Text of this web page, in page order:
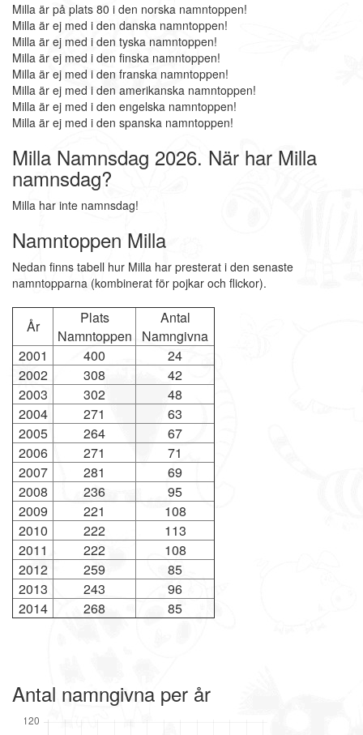
Milla är på plats 80 i den norska namntoppen!
Milla är ej med i den danska namntoppen!
Milla är ej med i den tyska namntoppen!
Milla är ej med i den finska namntoppen!
Milla är ej med i den franska namntoppen!
Milla är ej med i den amerikanska namntoppen!
Milla är ej med i den engelska namntoppen!
Milla är ej med i den spanska namntoppen!
Milla Namnsdag 2026. När har Milla
namnsdag?
Milla har inte namnsdag!
Namntoppen Milla
Nedan finns tabell hur Milla har presterat i den senaste
namntopparna (kombinerat för pojkar och flickor).
År
Plats
Namntoppen
Antal
Namngivna
2001
400
24
2002
308
42
2003
302
48
2004
271
63
2005
264
67
2006
271
71
2007
281
69
2008
236
95
2009
221
108
2010
222
113
2011
222
108
2012
259
85
2013
243
96
2014
268 85
Antal namngivna per år